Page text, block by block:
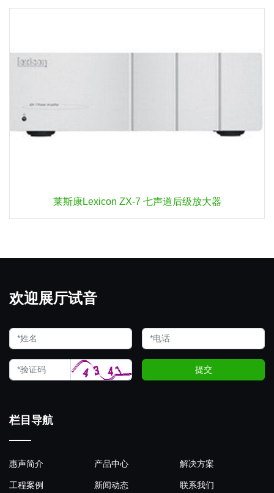
莱斯康Lexicon ZX-7 七声道后级放大器
欢迎展厅试音
提交
栏目导航
惠声简介 产品中心 解决方案
工程案例 新闻动态 联系我们